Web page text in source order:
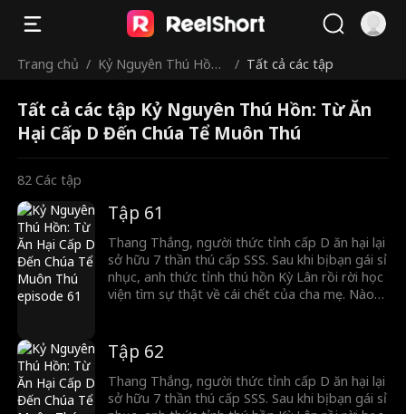
Trang chủ / Kỷ Nguyên Thú Hồn:
Chúa Tể Muôn Thú
/ Tất cả các tập
Tất cả các tập Kỷ Nguyên Thú Hồn: Từ Ăn
Hại Cấp D Đến Chúa Tể Muôn Thú
82 Các tập
Tập 61
Thang Thắng, người thức tỉnh cấp D ăn hại lại
sở hữu 7 thần thú cấp SSS. Sau khi bị bạn gái sỉ
nhục, anh thức tỉnh thú hồn Kỳ Lân rồi rời học
viện tìm sự thật về cái chết của cha mẹ. Nào
đầu!
Tập 62
Thang Thắng, người thức tỉnh cấp D ăn hại lại
sở hữu 7 thần thú cấp SSS. Sau khi bị bạn gái sỉ